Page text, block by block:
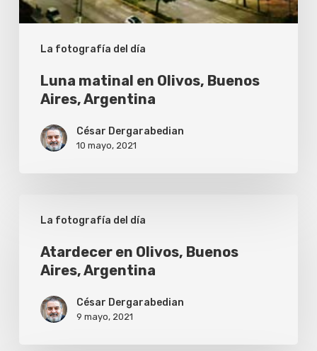
La fotografía del día
Luna matinal en Olivos, Buenos
Aires, Argentina
César Dergarabedian
10 mayo, 2021
La fotografía del día
Olivos,
Buenos
Aires,
Argentina
Atardecer en Olivos, Buenos
Aires, Argentina
César Dergarabedian
9 mayo, 2021